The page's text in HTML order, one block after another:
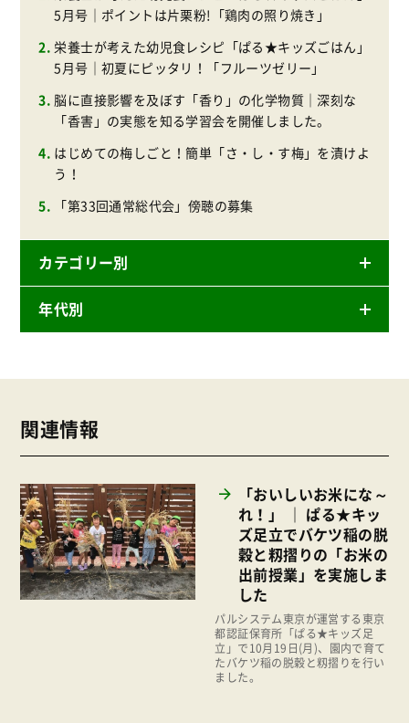
5月号｜ポイントは片栗粉!「鶏肉の照り焼き」
栄養士が考えた幼児食レシピ「ぱる★キッズごはん」
5月号｜初夏にピッタリ！「フルーツゼリー」
脳に直接影響を及ぼす「香り」の化学物質｜深刻な
「香害」の実態を知る学習会を開催しました。
はじめての梅しごと！簡単「さ・し・す梅」を漬けよ
う！
「第33回通常総代会」傍聴の募集
カテゴリー別
ニュースリリース
商品
組合員活動
平和と国際連帯
くらし
お米の出前授業
年代別
2024年
2023年
2022年
2021年
2020年
2019年
関連情報
「おいしいお米にな～
れ！」 ｜ ぱる★キッ
ズ足立でバケツ稲の脱
穀と籾摺りの「お米の
出前授業」を実施しま
した
パルシステム東京が運営する東京
都認証保育所「ぱる★キッズ足
立」で10月19日(月)、園内で育て
たバケツ稲の脱穀と籾摺りを行い
ました。